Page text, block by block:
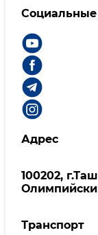
Социальные
Адрес
100202,
Транспорт